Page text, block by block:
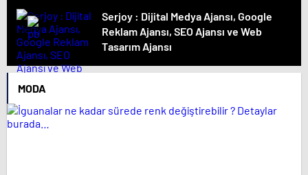
Serjoy : Dijital Medya Ajansı, Google
Reklam Ajansı, SEO Ajansı ve Web
Tasarım Ajansı
MODA